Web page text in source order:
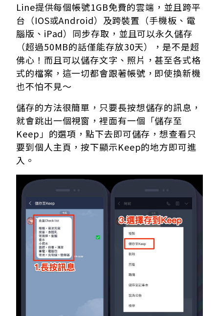
Line提供每個帳號1GB免費的雲端，並且跨平
台（IOS或Android）及跨裝置（手機板、電
腦版、iPad）同步存取，並且可以永久儲存
（超過50MB的話僅能存放30天），是不是超
佛心！而且可以儲存文字、照片，甚至各式格
式的檔案，這一切都會跟著帳號，即使換新機
也不怕不見～
儲存的方法很簡單，只要長按想儲存的訊息，
就會跳出一個視窗，裡面有一個「儲存至
Keep」的選項，點下去即可儲存，想查看只
要到個人主頁，按下顯示Keep的地方即可進
入。